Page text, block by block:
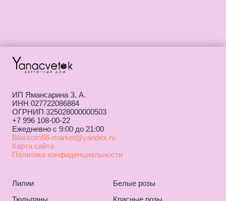
ИП Ямансарина З. А.
ИНН 027722086884
ОГРНИП 325028000000503
+7 996 108-00-22
Ежедневно с 9:00 до 21:00
Blossom66-market@yandex.ru
Карта сайта
Политика конфиденциальности
Лилии
Белые розы